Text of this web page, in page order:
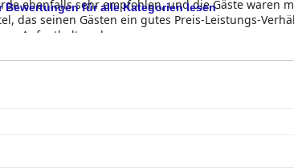
ebenfalls sehr empfohlen, und die Gäste waren
das seinen Gästen ein gutes Preis-Leistungs-
Aufenthalt suchen.
Bewertungen für alle Kategorien lesen